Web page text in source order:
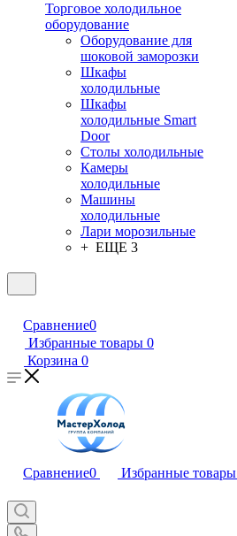
Торговое холодильное
оборудование
Оборудование для
шоковой заморозки
Шкафы
холодильные
Шкафы
холодильные Smart
Door
Столы холодильные
Камеры
холодильные
Машины
холодильные
Лари морозильные
+ ЕЩЕ 3
Сравнение0
Избранные товары 0
Корзина 0
Сравнение0 Избранные товары